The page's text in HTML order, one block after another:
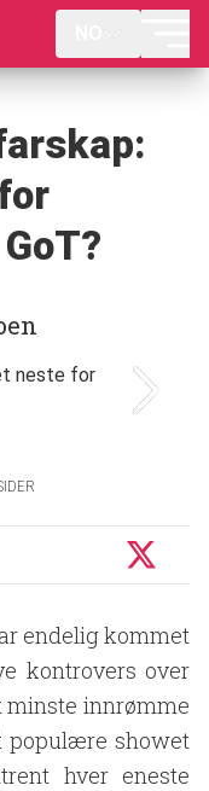
endelig kommet
kontrovers over
minste innrømme
populære showet
hver eneste